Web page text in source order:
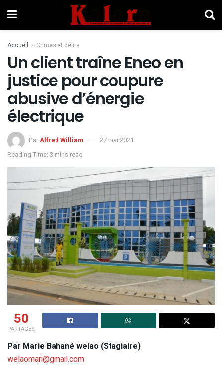
Accueil Crimes et délits
Un client traîne Eneo en
justice pour coupure
abusive d’énergie
électrique
ParAlfred William
27 mai 2021
Reading Time: 3 mins read
50
PARTAGES
Par Marie Bahané welao (Stagiaire)
welaomari@gmail.com